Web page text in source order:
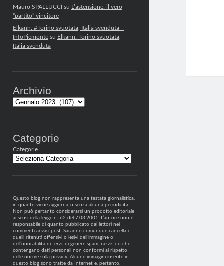
Mauro SPALLUCCIsu L’astensione: il vero
“partito” vincitore
Elkann: #Torino svuotata, Italia svenduta –
InfoPiemontesu Elkann: Torino svuotata,
Italia svenduta
Archivio
Archivi
Categorie
Categorie
Questo blog non rappresenta una testata giornalistica,
in quanto viene aggiornato senza alcuna periodicità.
Non può pertanto considerarsi un prodotto editoriale
ai sensi della legge n· 62 del 7.03.2001. L’autore non è
responsabile di quanto pubblicato dai lettori nei
commenti ai vari post. Saranno comunque cancellati
quelli ritenuti offensivi o lesivi dell’immagine o
dell’onorabilità di terzi, di genere spam, razzisti o che
contengano dati personali non conformi al rispetto
delle norme sulla privacy. Alcune immagini inserite in
questo blog sono tratte da Internet e, pertanto,